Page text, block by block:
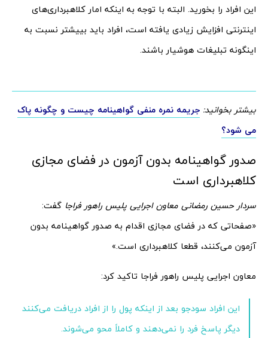
این افراد را بخورید. البته با توجه به اینکه امار کلاهبرداری‌های
اینترنتی افزایش زیادی یافته است، افراد باید بییشتر نسبت به
اینگونه تبلیغات هوشیار باشند.
بیشتر بخوانید: جریمه نمره منفی گواهینامه چیست و چگونه پاک
می شود؟
صدور گواهینامه بدون آزمون در فضای مجازی
کلاهبرداری است
سردار حسین رمضانی معاون اجرایی پلیس راهور فراجا گفت:
«صفحاتی که در فضای مجازی اقدام به صدور گواهینامه بدون
آزمون می‌کنند، قطعا کلاهبرداری است.»
معاون اجرایی پلیس راهور فراجا تاکید کرد:
این افراد سودجو بعد از اینکه پول را از افراد دریافت می‌کنند
دیگر پاسخ فرد را نمی‌دهند و کاملاً محو می‌شوند.